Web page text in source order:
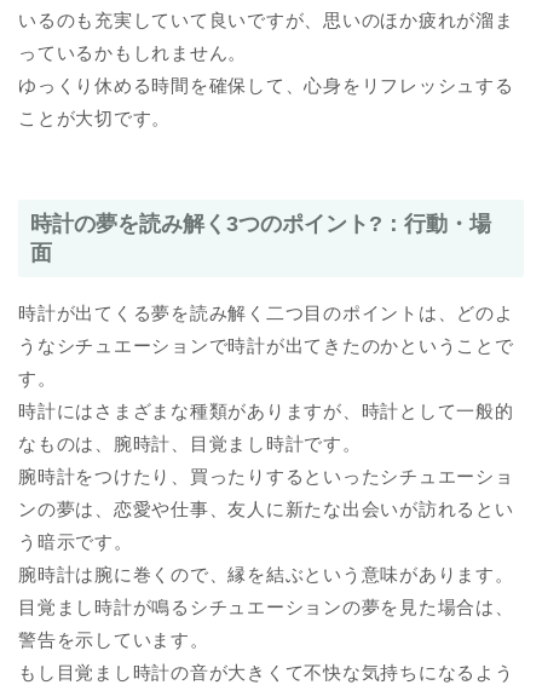
いるのも充実していて良いですが、思いのほか疲れが溜ま
っているかもしれません。
ゆっくり休める時間を確保して、心身をリフレッシュする
ことが大切です。
時計の夢を読み解く3つのポイント?：行動・場
面
時計が出てくる夢を読み解く二つ目のポイントは、どのよ
うなシチュエーションで時計が出てきたのかということで
す。
時計にはさまざまな種類がありますが、時計として一般的
なものは、腕時計、目覚まし時計です。
腕時計をつけたり、買ったりするといったシチュエーショ
ンの夢は、恋愛や仕事、友人に新たな出会いが訪れるとい
う暗示です。
腕時計は腕に巻くので、縁を結ぶという意味があります。
目覚まし時計が鳴るシチュエーションの夢を見た場合は、
警告を示しています。
もし目覚まし時計の音が大きくて不快な気持ちになるよう